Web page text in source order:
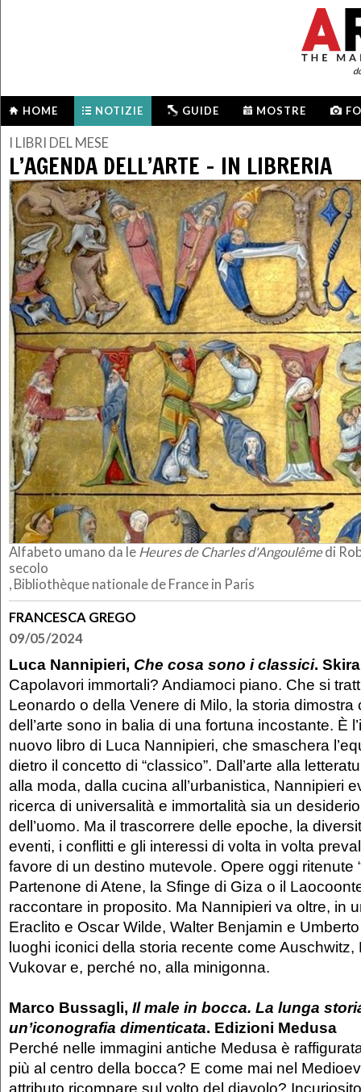
HOME NOTIZIE GUIDE MOSTRE
I LIBRI DEL MESE
L’AGENDA DELL’ARTE - IN LIBRERIA
Alfabeto umano da le Heures de Charles d'Angoulêmedi
secolo
, Bibliothèque nationale de France in Paris
FRANCESCA GREGO
09/05/2024
Luca Nannipieri, Che cosa sono i classici. Skira
Capolavori immortali? Andiamoci piano. Che si
Leonardo o della Venere di Milo, la storia
dell’arte sono in balia di una fortuna incostante. È
nuovo libro di Luca Nannipieri, che smaschera
dietro il concetto di “classico”. Dall’arte alla
alla moda, dalla cucina all’urbanistica, Nannipieri
ricerca di universalità e immortalità sia un
dell’uomo. Ma il trascorrere delle epoche, la
eventi, i conflitti e gli interessi di volta in volta
favore di un destino mutevole. Opere oggi ritenute
Partenone di Atene, la Sfinge di Giza o il
raccontare in proposito. Ma Nannipieri va oltre, in
Eraclito e Oscar Wilde, Walter Benjamin e
luoghi iconici della storia recente come Auschwitz,
Vukovar e, perché no, alla minigonna.
Marco Bussagli, Il male in bocca. La lunga
un’iconografia dimenticata. Edizioni Medusa
Perché nelle immagini antiche Medusa è
più al centro della bocca? E come mai nel
attributo ricompare sul volto del diavolo?